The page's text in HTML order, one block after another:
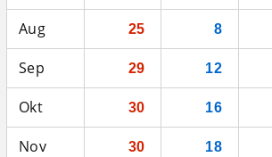
Aug 25 8
Sep 29 12
Okt 30 16
Nov 30 18